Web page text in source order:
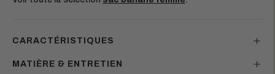
CARACTÉRISTIQUES
MATIÈRE & ENTRETIEN